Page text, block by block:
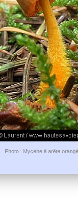
Photo : Mycène à arête